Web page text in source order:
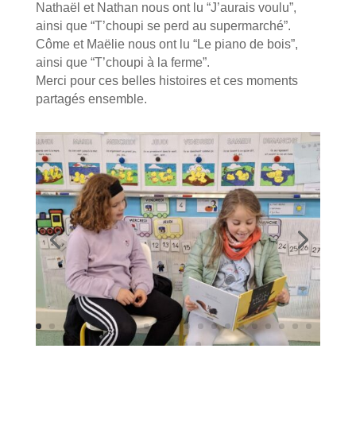
Nathaël et Nathan nous ont lu “J’aurais voulu”,
ainsi que “T’choupi se perd au supermarché”.
Côme et Maëlie nous ont lu “Le piano de bois”,
ainsi que “T’choupi à la ferme”.
Merci pour ces belles histoires et ces moments
partagés ensemble.